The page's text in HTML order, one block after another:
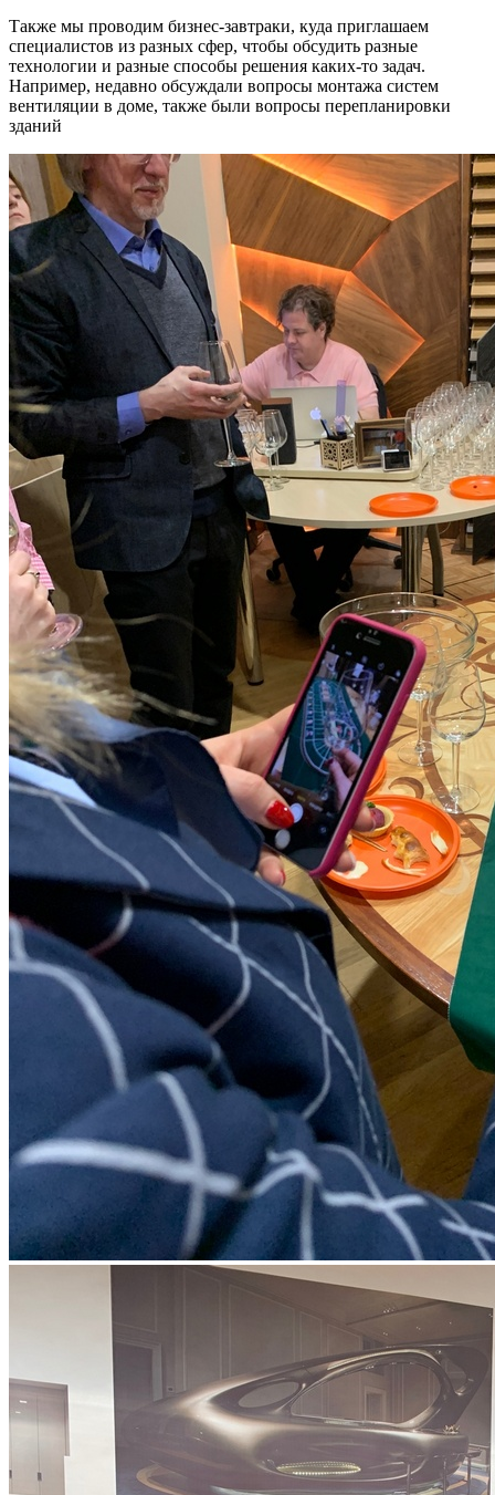
Также мы проводим бизнес-завтраки, куда приглашаем
специалистов из разных сфер, чтобы обсудить разные
технологии и разные способы решения каких-то задач.
Например, недавно обсуждали вопросы монтажа систем
вентиляции в доме, также были вопросы перепланировки
зданий